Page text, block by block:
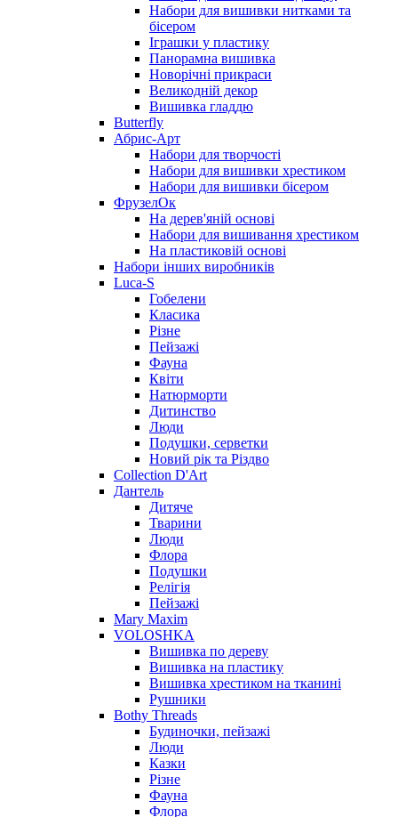
Набори для вишивки нитками та
бісером
Іграшки у пластику
Панорамна вишивка
Новорічні прикраси
Великодній декор
Вишивка гладдю
Butterfly
Абрис-Арт
Набори для творчості
Набори для вишивки хрестиком
Набори для вишивки бісером
ФрузелОк
На дерев'яній основі
Набори для вишивання хрестиком
На пластиковій основі
Набори інших виробників
Luca-S
Гобелени
Класика
Різне
Пейзажі
Фауна
Квіти
Натюрморти
Дитинство
Люди
Подушки, серветки
Новий рік та Різдво
Collection D'Art
Дантель
Дитяче
Тварини
Люди
Флора
Подушки
Релігія
Пейзажі
Mary Maxim
VOLOSHKA
Вишивка по дереву
Вишивка на пластику
Вишивка хрестиком на тканині
Рушники
Bothy Threads
Будиночки, пейзажі
Люди
Казки
Різне
Фауна
Флора